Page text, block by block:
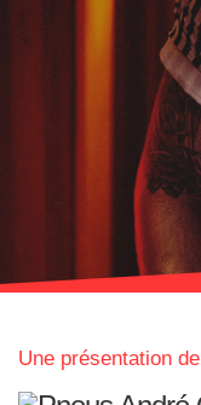
Une présentation de